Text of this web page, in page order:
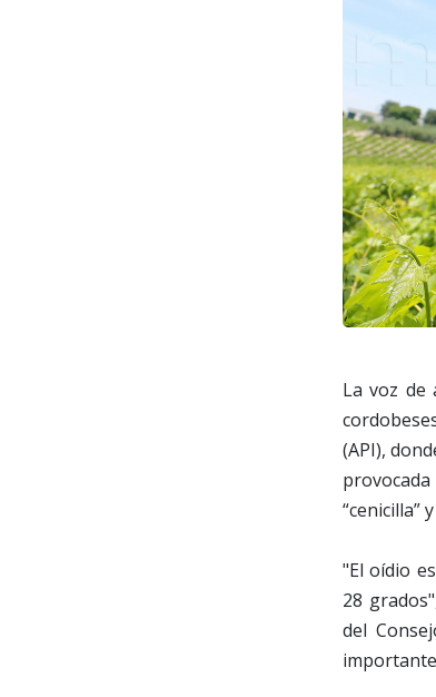
La voz de
(API),
“cenicilla”
"El oídio
28
del